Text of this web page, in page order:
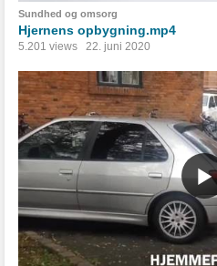
Sundhed og omsorg
Hjernens opbygning.mp4
5.201 views 22. juni 2020